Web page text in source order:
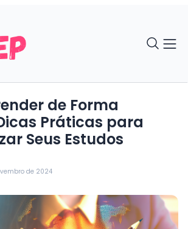
de 2024
de Forma
Práticas para
Seus Estudos